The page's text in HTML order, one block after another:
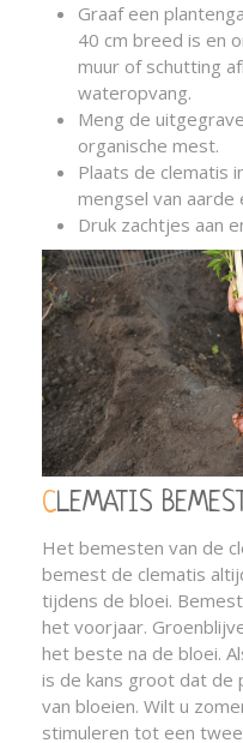
Graaf een
40 cm breed is en
muur of schutting
wateropvang.
Meng de
organische mest.
Plaats de clematis
mengsel van
Druk zachtjes aan
CLEMATIS
Het bemesten van de
bemest de clematis
tijdens de bloei.
het voorjaar.
het beste na de bloei.
is de kans groot dat de
van bloeien. Wilt u
stimuleren tot een